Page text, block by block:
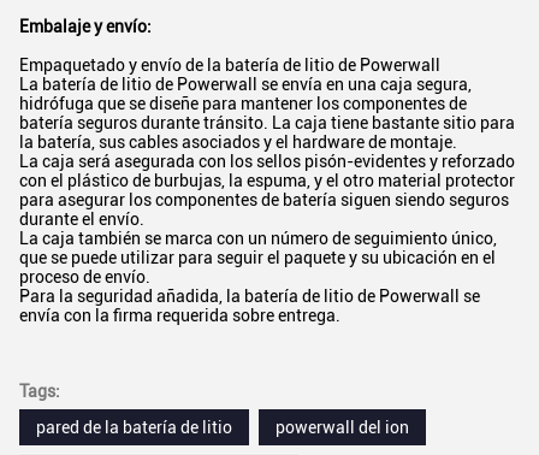
Embalaje y envío:
Empaquetado y envío de la batería de litio de Powerwall
La batería de litio de Powerwall se envía en una caja segura,
hidrófuga que se diseñe para mantener los componentes de
batería seguros durante tránsito. La caja tiene bastante sitio para
la batería, sus cables asociados y el hardware de montaje.
La caja será asegurada con los sellos pisón-evidentes y reforzado
con el plástico de burbujas, la espuma, y el otro material protector
para asegurar los componentes de batería siguen siendo seguros
durante el envío.
La caja también se marca con un número de seguimiento único,
que se puede utilizar para seguir el paquete y su ubicación en el
proceso de envío.
Para la seguridad añadida, la batería de litio de Powerwall se
envía con la firma requerida sobre entrega.
Tags:
pared de la batería de litio
powerwall del ion